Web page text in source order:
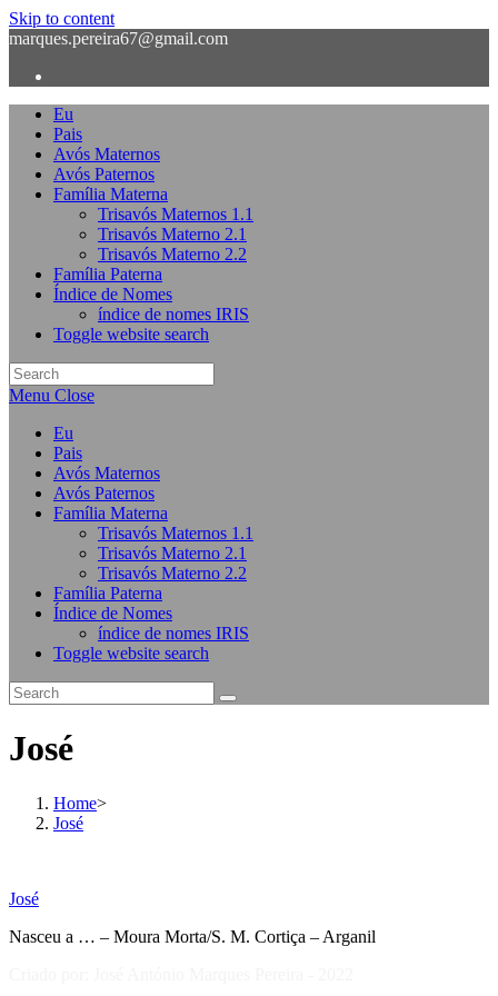
Skip to content
marques.pereira67@gmail.com
Eu
Pais
Avós Maternos
Avós Paternos
Família Materna
Trisavós Maternos 1.1
Trisavós Materno 2.1
Trisavós Materno 2.2
Família Paterna
Índice de Nomes
índice de nomes IRIS
Toggle website search
Menu Close
Eu
Pais
Avós Maternos
Avós Paternos
Família Materna
Trisavós Maternos 1.1
Trisavós Materno 2.1
Trisavós Materno 2.2
Família Paterna
Índice de Nomes
índice de nomes IRIS
Toggle website search
José
Home>
José
José
Nasceu a … – Moura Morta/S. M. Cortiça – Arganil